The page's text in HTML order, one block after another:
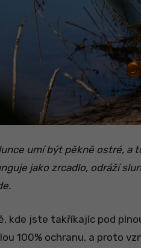
umí být pěkně ostré, a
jako zrcadlo, odráží
kde jste takříkajíc pod
100% ochranu, a proto